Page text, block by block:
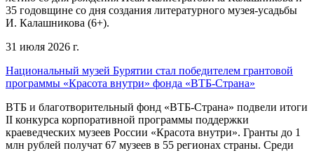
35 годовщине со дня создания литературного музея-усадьбы
И. Калашникова (6+).
31 июля 2026 г.
Национальный музей Бурятии стал победителем грантовой
программы «Красота внутри» фонда «ВТБ-Страна»
ВТБ и благотворительный фонд «ВТБ-Страна» подвели итоги
II конкурса корпоративной программы поддержки
краеведческих музеев России «Красота внутри». Гранты до 1
млн рублей получат 67 музеев в 55 регионах страны. Среди